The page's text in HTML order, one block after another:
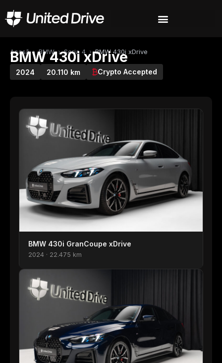
Acasă › BMW › Seria 4 › BMW 430i xDrive
BMW 430i xDrive
2024 20.110 km Crypto Accepted
BMW 430i GranCoupe xDrive
2024 · 22.475 km